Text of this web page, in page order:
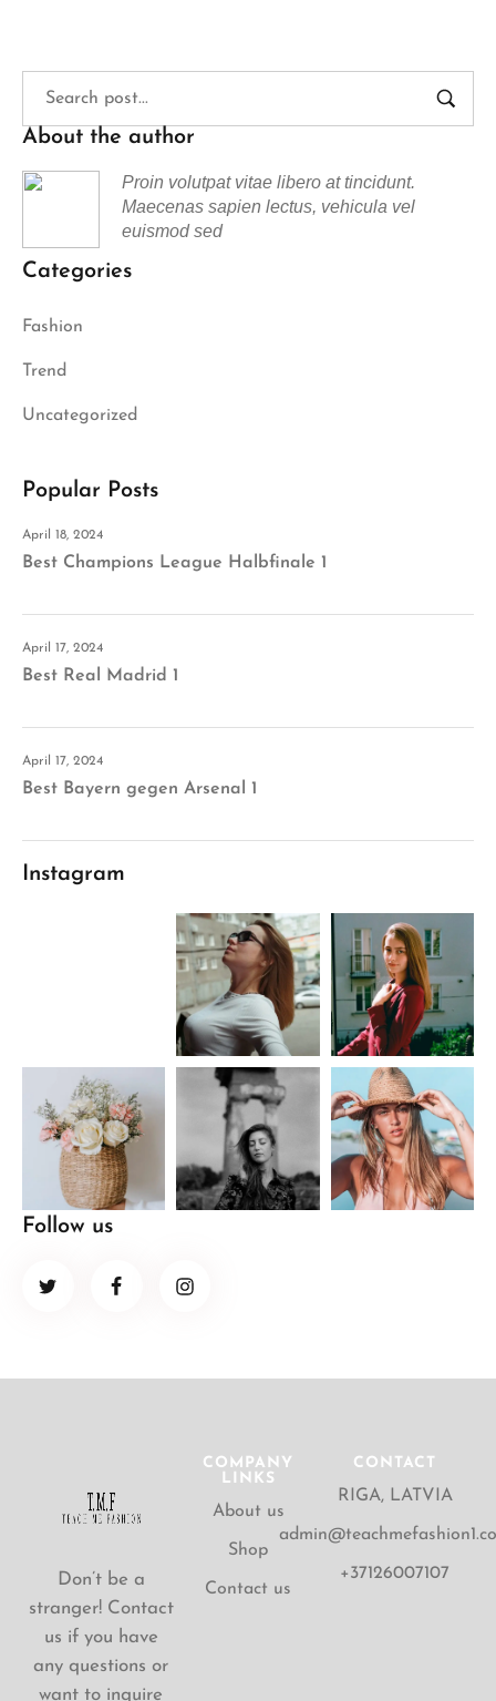
About the author
Proin volutpat vitae libero at tincidunt.
Maecenas sapien lectus, vehicula vel
euismod sed
Categories
Fashion
Trend
Uncategorized
Popular Posts
April 18, 2024
Best Champions League Halbfinale 1
April 17, 2024
Best Real Madrid 1
April 17, 2024
Best Bayern gegen Arsenal 1
Instagram
Follow us
Don’t be a
stranger! Contact
us if you have
any questions or
want to inquire
COMPANY
LINKS
About us
Shop
Contact us
CONTACT
RIGA, LATVIA
+37126007107